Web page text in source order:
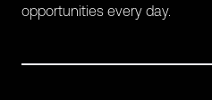
opportunities every day.